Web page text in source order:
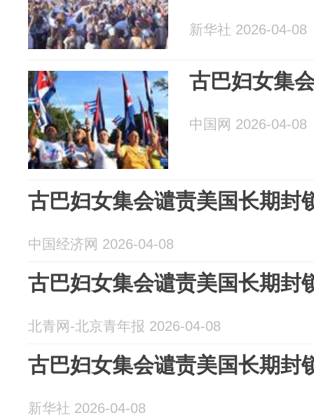
新华社 2026-04-08
古巴妇女集
中国网 2026-04-08
古巴妇女集会谴责美国长期封
中国经济网 2026-04-08
古巴妇女集会谴责美国长期封
北青网-北京青年报 2026-04-08
古巴妇女集会谴责美国长期封
新华社 2026-04-08